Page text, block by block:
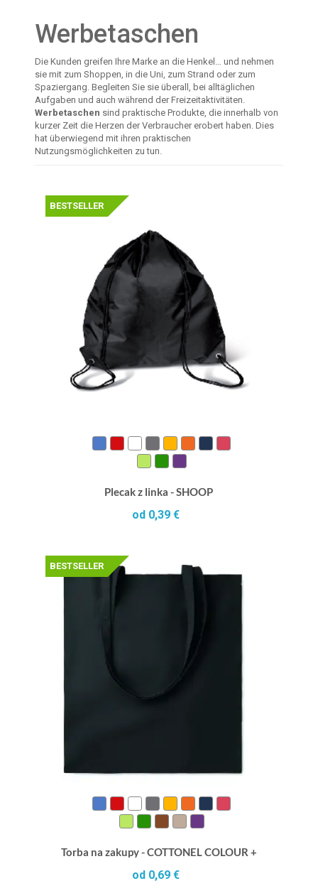
Werbetaschen
Die Kunden greifen Ihre Marke an die Henkel… und nehmen
sie mit zum Shoppen, in die Uni, zum Strand oder zum
Spaziergang. Begleiten Sie sie überall, bei alltäglichen
Aufgaben und auch während der Freizeitaktivitäten.
Werbetaschen sind praktische Produkte, die innerhalb von
kurzer Zeit die Herzen der Verbraucher erobert haben. Dies
hat überwiegend mit ihren praktischen
Nutzungsmöglichkeiten zu tun.
BESTSELLER
Plecak z linka - SHOOP
od 0,39 €
BESTSELLER
Torba na zakupy - COTTONEL COLOUR +
od 0,69 €